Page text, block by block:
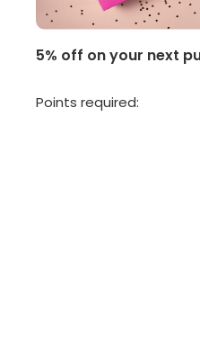
5% off on your next
Points required: